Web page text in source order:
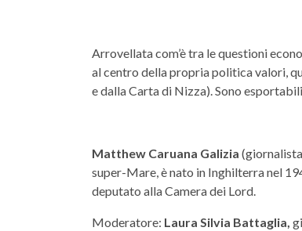
Arrovellata com’è tra le questioni
al centro della propria politica valori,
e dalla Carta di Nizza). Sono
Matthew Caruana Galizia
super-Mare, è nato in Inghilterra nel
deputato alla Camera dei Lord.
Moderatore: Laura Silvia Battaglia,